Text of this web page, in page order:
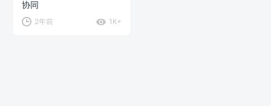
协同
2年前 1K+